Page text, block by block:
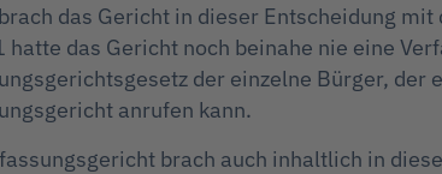
das Gericht in dieser Entscheidung
hatte das Gericht noch beinahe nie eine
der einzelne Bürger, der
anrufen kann.
brach auch inhaltlich in